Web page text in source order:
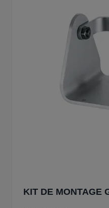
KIT DE MONTAGE